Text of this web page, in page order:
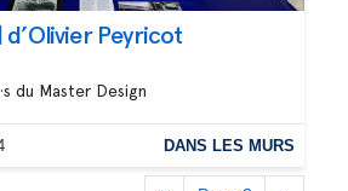
Peyricot
du Master Design
DANS LES MURS